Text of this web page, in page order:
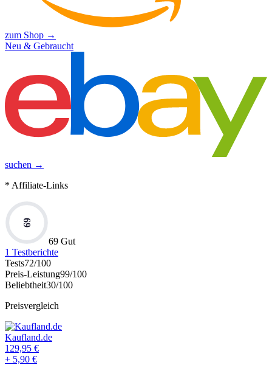
zum Shop →
Neu & Gebraucht
suchen →
* Affiliate-Links
69
69 Gut
1 Testberichte
Tests72/100
Preis-Leistung99/100
Beliebtheit30/100
Preisvergleich
Kaufland.de
129,95 €
+ 5,90 €